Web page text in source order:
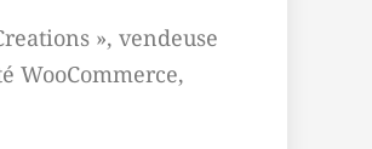
», vendeuse
WooCommerce,